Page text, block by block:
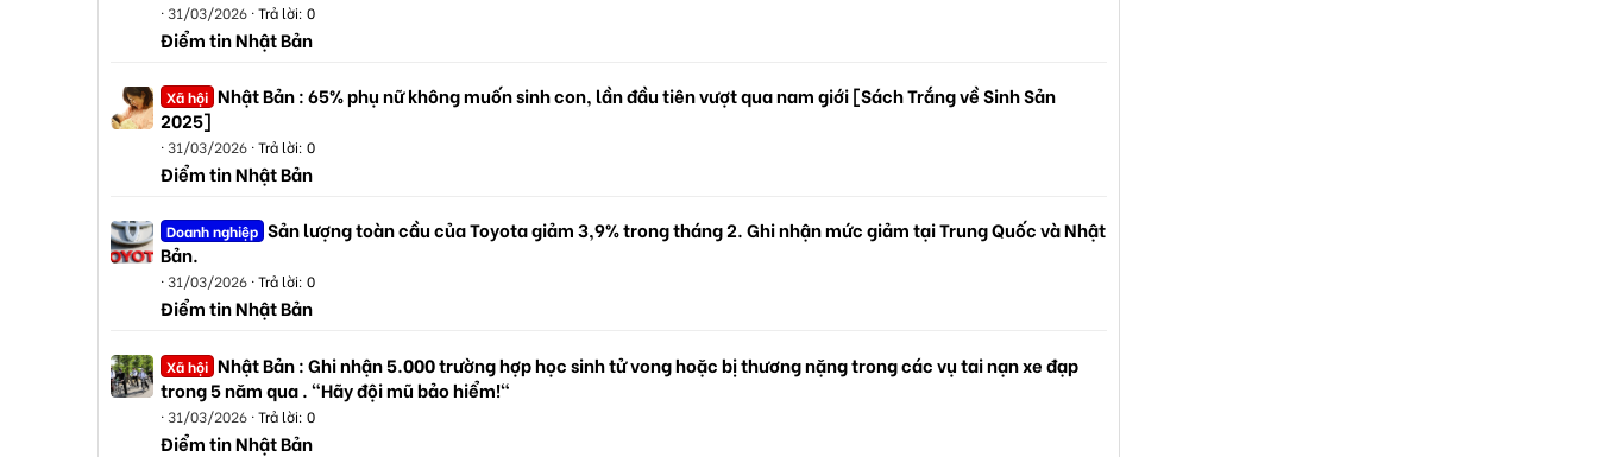
31/03/2026 Trả lời: 0
Điểm tin Nhật Bản
Xã hội Nhật Bản : 65% phụ nữ không muốn sinh con, lần đầu tiên vượt qua nam giới [Sách Trắng về Sinh Sản
2025]
31/03/2026 Trả lời: 0
Điểm tin Nhật Bản
Doanh nghiệp Sản lượng toàn cầu của Toyota giảm 3,9% trong tháng 2. Ghi nhận mức giảm tại Trung Quốc và Nhật
Bản.
31/03/2026 Trả lời: 0
Điểm tin Nhật Bản
Xã hội Nhật Bản : Ghi nhận 5.000 trường hợp học sinh tử vong hoặc bị thương nặng trong các vụ tai nạn xe đạp
trong 5 năm qua . "Hãy đội mũ bảo hiểm!"
31/03/2026 Trả lời: 0
Điểm tin Nhật Bản